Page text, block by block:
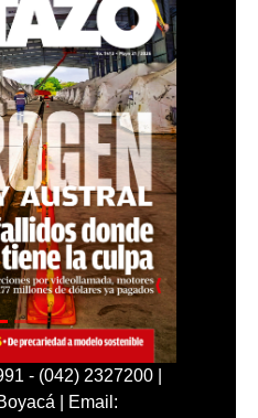
- (042) 2327200 |
| Email: